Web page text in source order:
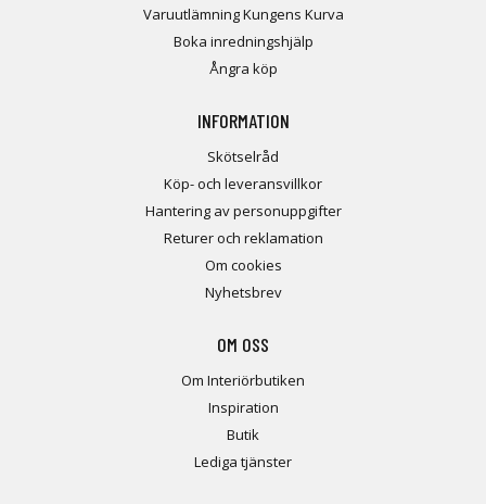
Varuutlämning Kungens Kurva
Boka inredningshjälp
Ångra köp
INFORMATION
Skötselråd
Köp- och leveransvillkor
Hantering av personuppgifter
Returer och reklamation
Om cookies
Nyhetsbrev
OM OSS
Om Interiörbutiken
Inspiration
Butik
Lediga tjänster